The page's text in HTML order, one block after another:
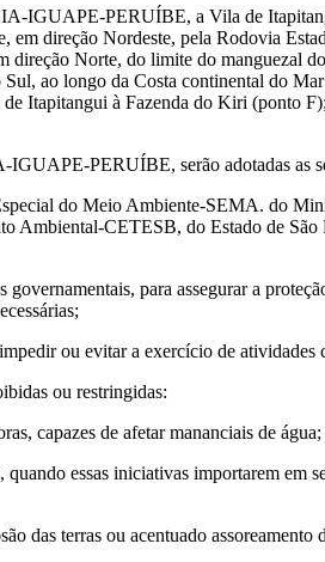
IGUAPE-PERUÍBE, a Vila de
direção Nordeste, pela Rodovia
direção Norte, do limite do
ao longo da Costa continental do
Itapitangui à Fazenda do Kiri (ponto
PERUÍBE, serão adotadas as
do Meio Ambiente-SEMA. do
Ambiental-CETESB, do Estado de
para assegurar a
ou evitar a exercício de atividades
ou restringidas:
capazes de afetar mananciais de água;
essas iniciativas importarem
das terras ou acentuado assoreamento